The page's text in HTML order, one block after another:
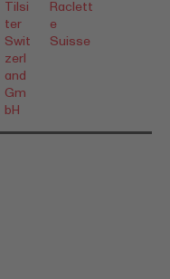
Tilsi
ter
Swit
zerl
and
Gm
bH
Raclett
e
Suisse